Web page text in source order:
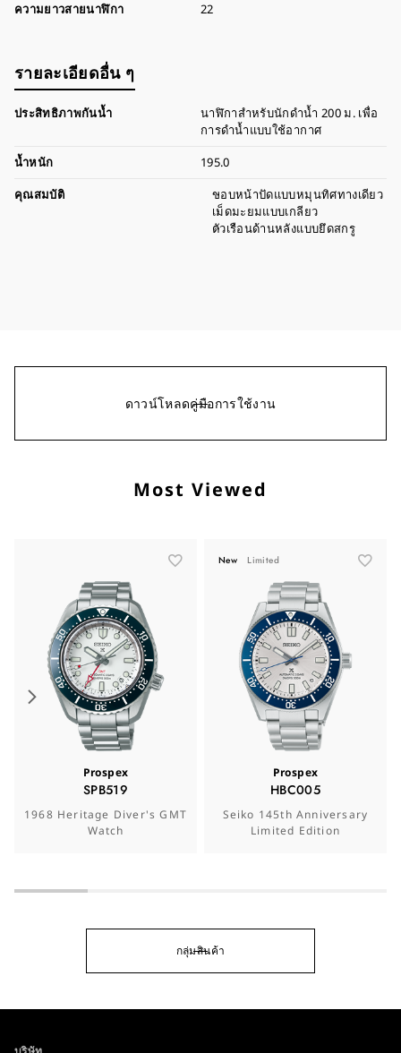
ความยาวสายนาฬิกา
22
รายละเอียดอื่น ๆ
ประสิทธิภาพกันน้ำ
นาฬิกาสำหรับนักดำน้ำ 200 ม. เพื่อ
การดำน้ำแบบใช้อากาศ
น้ำหนัก
195.0
คุณสมบัติ
ขอบหน้าปัดแบบหมุนทิศทางเดียว
เม็ดมะยมแบบเกลียว
ตัวเรือนด้านหลังแบบยึดสกรู
ดาวน์โหลดคู่มือการใช้งาน
Most Viewed
Prospex
SPB519
1968 Heritage Diver's GMT
Watch
New Limited
Prospex
HBC005
Seiko 145th Anniversary
Limited Edition
กลุ่มสินค้า